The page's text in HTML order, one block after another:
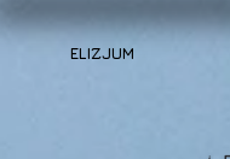
ELIZJUM